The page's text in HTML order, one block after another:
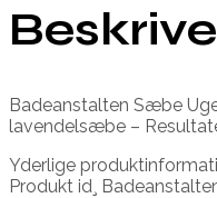
Badeanstalten Sæbe
lavendelsæbe –
Yderlige
Produkt id¸